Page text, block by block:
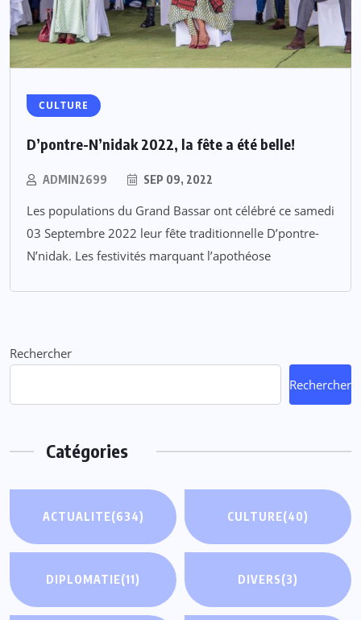
CULTURE
D’pontre-N’nidak 2022, la fête a été belle!
ADMIN2699 SEP 09, 2022
Les populations du Grand Bassar ont célébré ce samedi
03 Septembre 2022 leur fête traditionnelle D’pontre-
N’nidak. Les festivités marquant l’apothéose
Rechercher
Rechercher
Catégories
ACTUALITE(634) CULTURE(40)
DIPLOMATIE(11) DIVERS(3)